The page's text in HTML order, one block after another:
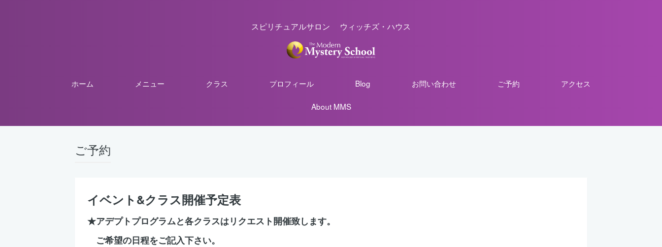
スピリチュアルサロン ウィッチズ・ハウス
ホーム メニュー クラス プロフィール Blog お問い合わせ ご予約 アクセス
About MMS
ご予約
イベント&クラス開催予定表
★アデプトプログラムと各クラスはリクエスト開催致します。
ご希望の日程をご記入下さい。